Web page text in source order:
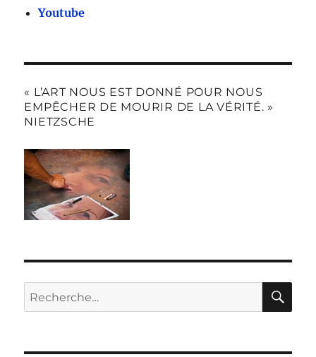
Youtube
« L’ART NOUS EST DONNÉ POUR NOUS
EMPÊCHER DE MOURIR DE LA VÉRITÉ. »
NIETZSCHE
Recherche
pour :